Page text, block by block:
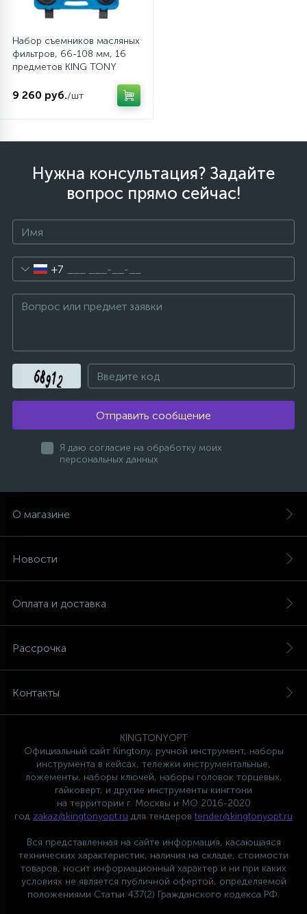
Набор съемников масляных
фильтров, 66-108 мм, 16
предметов KING TONY
9 260 руб./шт
Нужна консультация? Задайте
вопрос прямо сейчас!
+7
Отправить сообщение
Я даю согласие на обработку моих
персональных данных
О магазине
Новости
Оплата и доставка
Рассрочка
Контакты
KINGTONYOPT
Официальный сайт Kingtony, ручной инструмент, наборы
инструмента в кейсах, тележки инструментальные,
ложементы, наборы ключей, наборы головок торцевых,
гайковерт, и другие инструменты кингтони
на территории г. Москвы и МО 2016-2020
год zakaz@kingtonyopt.ru для тендеров tender@kingtonyopt.ru
Вся представленная на сайте информация, касающаяся
технических характеристик, наличия на складе, стоимости
товаров, носит информационный характер и ни при каких
условиях не является публичной офертой, определяемой
положениями Статьи 437(2) Гражданского кодекса РФ.